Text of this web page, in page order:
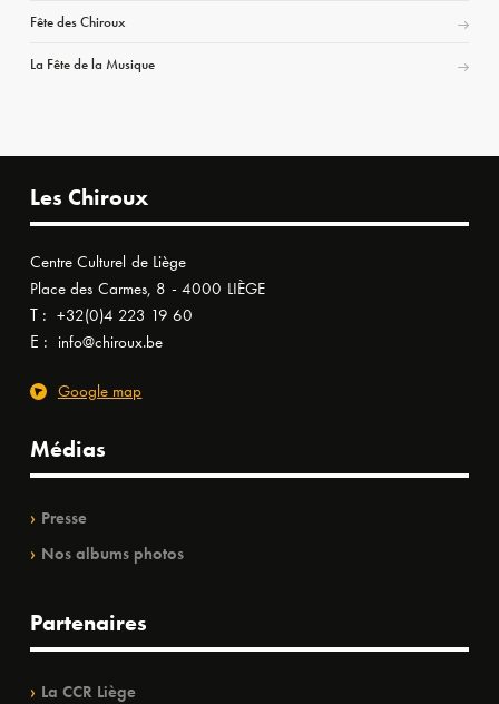
Fête des Chiroux
La Fête de la Musique
Les Chiroux
Centre Culturel de Liège
Place des Carmes, 8 - 4000 LIÈGE
T : +32(0)4 223 19 60
E : info@chiroux.be
Google map
Médias
Presse
Nos albums photos
Partenaires
La CCR Liège